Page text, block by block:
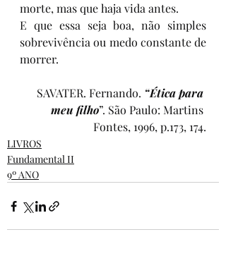
morte, mas que haja vida antes.
E que essa seja boa, não simples
sobrevivência ou medo constante de
morrer.
SAVATER. Fernando. “Ética para
meu filho”. São Paulo: Martins
Fontes, 1996, p.173, 174.
LIVROS
Fundamental II
9º ANO